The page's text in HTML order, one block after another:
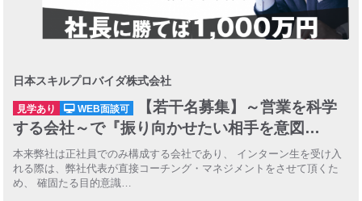
日本スキルプロバイダ株式会社
見学あり WEB面談可
【若干名募集】～営業を科学
する会社～で『振り向かせたい相手を意図…
本来弊社は正社員でのみ構成する会社であり、 インターン生を受け入
れる際は、弊社代表が直接コーチング・マネジメントをさせて頂くた
め、 確固たる目的意識…